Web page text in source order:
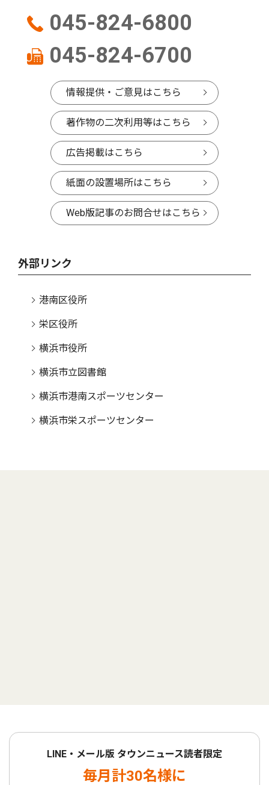
045-824-6800
045-824-6700
情報提供・ご意見はこちら
著作物の二次利用等はこちら
広告掲載はこちら
紙面の設置場所はこちら
Web版記事のお問合せはこちら
外部リンク
港南区役所
栄区役所
横浜市役所
横浜市立図書館
横浜市港南スポーツセンター
横浜市栄スポーツセンター
LINE・メール版 タウンニュース読者限定
毎月計30名様に